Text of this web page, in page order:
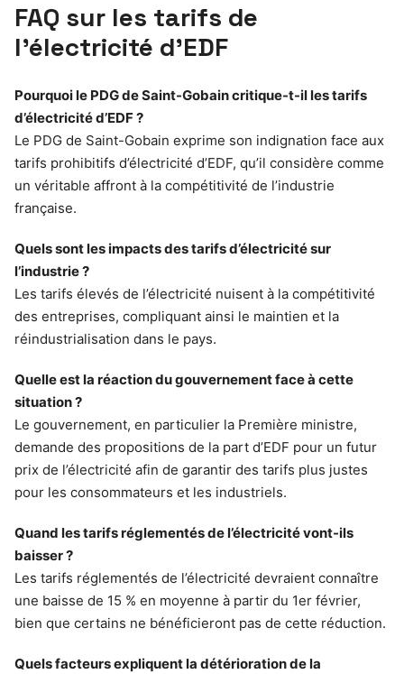
FAQ sur les tarifs de
l’électricité d’EDF
Pourquoi le PDG de Saint-Gobain critique-t-il les tarifs
d’électricité d’EDF ?
Le PDG de Saint-Gobain exprime son indignation face aux
tarifs prohibitifs d’électricité d’EDF, qu’il considère comme
un véritable affront à la compétitivité de l’industrie
française.
Quels sont les impacts des tarifs d’électricité sur
l’industrie ?
Les tarifs élevés de l’électricité nuisent à la compétitivité
des entreprises, compliquant ainsi le maintien et la
réindustrialisation dans le pays.
Quelle est la réaction du gouvernement face à cette
situation ?
Le gouvernement, en particulier la Première ministre,
demande des propositions de la part d’EDF pour un futur
prix de l’électricité afin de garantir des tarifs plus justes
pour les consommateurs et les industriels.
Quand les tarifs réglementés de l’électricité vont-ils
baisser ?
Les tarifs réglementés de l’électricité devraient connaître
une baisse de 15 % en moyenne à partir du 1er février,
bien que certains ne bénéficieront pas de cette réduction.
Quels facteurs expliquent la détérioration de la